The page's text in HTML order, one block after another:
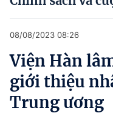
Tham vấn chính sách
Người dân góp ý
08/08/2023 08:26
Viện Hàn
giới thiệu
Trung ương